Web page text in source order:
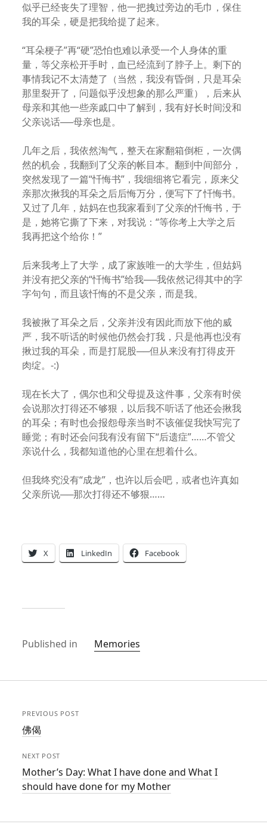
似乎已经丧失了理智，他一把拽过旁边的毛巾，保住
我的耳朵，硬是把我给提了起来。
“耳朵梗子”再“硬”恐怕也难以承受一个人身体的重
量，等父亲松开手时，血已经流到了脖子上。剩下的
事情我记不太清楚了（当然，我没有昏倒，只是耳朵
那里裂开了，问题似乎没想象的那么严重），后来从
母亲和其他一些亲戚口中了解到，我有好长时间没和
父亲说话──母亲也是。
几年之后，我依然淘气，整天在家翻箱倒柜，一次偶
然的机会，我翻到了父亲的帐目本。翻到中间部分，
突然发现了一篇“忏悔书”，我细细将它看完，原来父
亲那次揪我的耳朵之后后悔万分，便写下了忏悔书。
又过了几年，姑妈在也我家看到了父亲的忏悔书，于
是，她将它撕了下来，对我说：“等你考上大学之后
我再把这个给你！”
后来我考上了大学，成了家族唯一的大学生，但姑妈
并没有把父亲的“忏悔书”给我──我依然记得其中的字
字句句，而且该忏悔的不是父亲，而是我。
我被揪了耳朵之后，父亲并没有因此而放下他的威
严，我不听话的时候他仍然会打我，只是他再也没有
揪过我的耳朵，而是打屁股──但从来没有打得皮开
肉绽。-:)
现在长大了，偶尔也和父母提及这件事，父亲有时侯
会说那次打得还不够狠，以后我不听话了他还会揪我
的耳朵；有时也会报怨母亲当时不该催促我快写完了
睡觉；有时还会问我有没有留下“后遗症”……不管父
亲说什么，我都知道他的心里在想着什么。
但我终究没有“成龙”，也许以后会吧，或者也许真如
父亲所说──那次打得还不够狠……
X LinkedIn Facebook
Published in Memories
PREVIOUS POST
佛偈
NEXT POST
Mother’s Day: What I have done and What I
should have done for my Mother